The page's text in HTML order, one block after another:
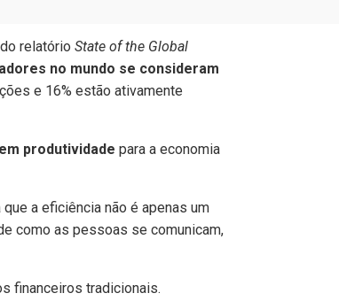
relatório State of the Global
no mundo se consideram
e 16% estão ativamente
produtividade para a economia
a eficiência não é apenas um
como as pessoas se comunicam,
financeiros tradicionais.